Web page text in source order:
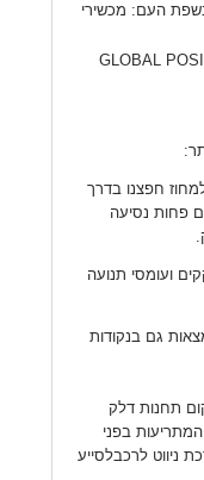
העם: מכשירי
GLOBAL
חפצנו בדרך
פחות נסיעה
ועומסי תנועה
גם בנקודות
תחנות דלק
בפני
ניווט לרכבלסייע